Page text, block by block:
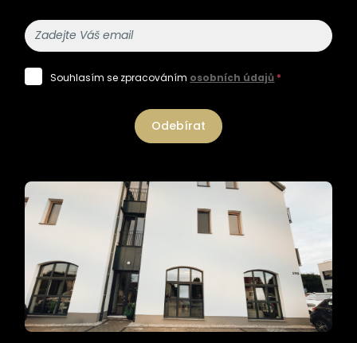
Souhlasím se zpracováním osobních údajů *
Odebírat